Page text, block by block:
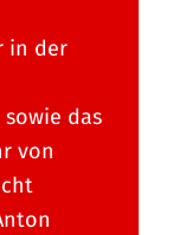
in der
das
von